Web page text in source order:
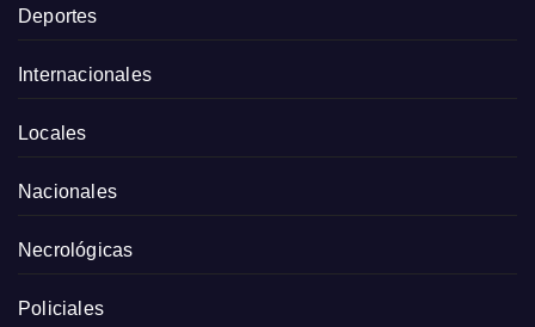
Deportes
Internacionales
Locales
Nacionales
Necrológicas
Policiales